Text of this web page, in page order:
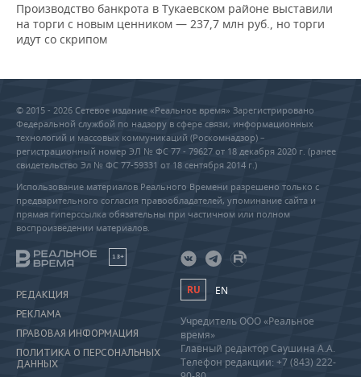
Производство банкрота в Тукаевском районе выставили
на торги с новым ценником — 237,7 млн руб., но торги
идут со скрипом
© 2015 - 2026 Сетевое издание «Реальное время» Зарегистрировано
Федеральной службой по надзору в сфере связи, информационных
технологий и массовых коммуникаций (Роскомнадзор) –
регистрационный номер ЭЛ № ФС 77 - 79627 от 18 декабря 2020 г. (ранее
свидетельство Эл № ФС 77-59331 от 18 сентября 2014 г.)
Использование материалов Реального Времени разрешено только с
предварительного согласия правообладателей, упоминание сайта и
прямая гиперссылка обязательны при частичном или полном
воспроизведении материалов.
18+
РЕДАКЦИЯ
РЕКЛАМА
ПРАВОВАЯ ИНФОРМАЦИЯ
ПОЛИТИКА О ПЕРСОНАЛЬНЫХ
ДАННЫХ
RU EN
Учредитель ООО «Реальное
время»
Главный редактор Саушина А.А.
Телефон редакции: +7 (843) 222-